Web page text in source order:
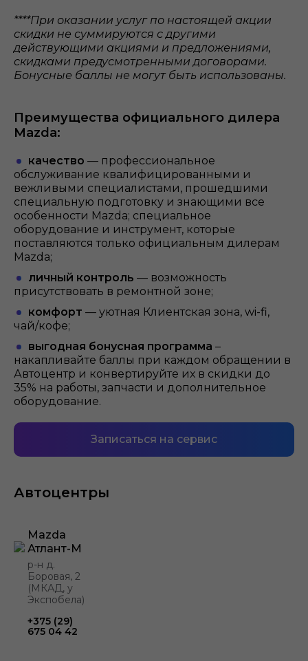
****При оказании услуг по настоящей акции
скидки не суммируются с другими
действующими акциями и предложениями,
скидками предусмотренными договорами.
Бонусные баллы не могут быть использованы.
Преимущества официального дилера
Mazda:
качество — профессиональное
обслуживание квалифицированными и
вежливыми специалистами, прошедшими
специальную подготовку и знающими все
особенности Mazda; специальное
оборудование и инструмент, которые
поставляются только официальным дилерам
Mazda;
личный контроль — возможность
присутствовать в ремонтной зоне;
комфорт — уютная Клиентская зона, wi-fi,
чай/кофе;
выгодная бонусная программа –
накапливайте баллы при каждом обращении в
Автоцентр и конвертируйте их в скидки до
35% на работы, запчасти и дополнительное
оборудование.
Записаться на сервис
Автоцентры
Mazda
Атлант-М
р-н д.
Боровая, 2
(МКАД, у
Экспобела)
+375 (29)
675 04 42